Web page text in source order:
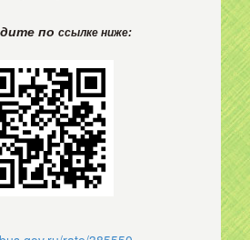
по ссылке ниже: